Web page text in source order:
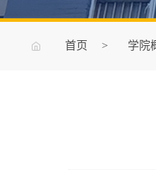
首页 > 学院